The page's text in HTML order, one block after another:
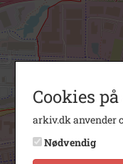
Cookies
arkiv.dk anvender
Nødvendig